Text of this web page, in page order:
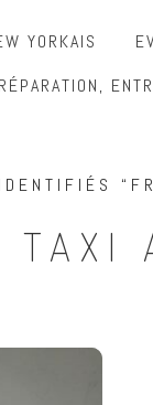
YORKAIS
RÉPARATION,
TAXI